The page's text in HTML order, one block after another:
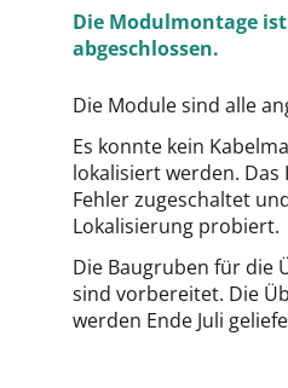
Die Modulmontage ist
abgeschlossen.
Die Module sind alle
Es konnte kein
lokalisiert werden. Das
Fehler zugeschaltet
Lokalisierung probiert.
Die Baugruben für die
sind vorbereitet. Die
werden Ende Juli